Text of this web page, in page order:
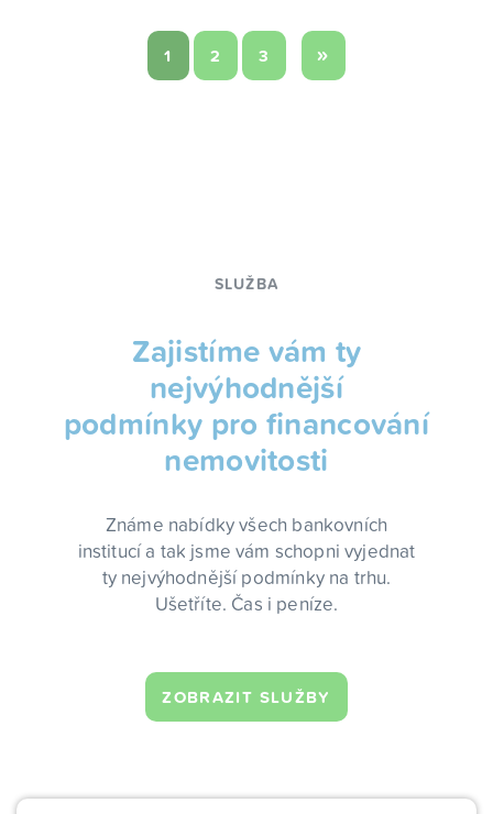
1 2 3 »
SLUŽBA
Zajistíme vám ty
nejvýhodnější
podmínky pro financování
nemovitosti
Známe nabídky všech bankovních
institucí a tak jsme vám schopni vyjednat
ty nejvýhodnější podmínky na trhu.
Ušetříte. Čas i peníze.
ZOBRAZIT SLUŽBY